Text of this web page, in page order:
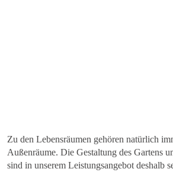
Zu den Lebensräumen gehören natürlich
Außenräume. Die Gestaltung des Gartens
sind in unserem Leistungsangebot deshalb